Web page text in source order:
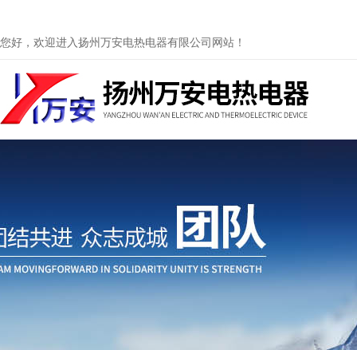
您好，欢迎进入扬州万安电热电器有限公司网站！